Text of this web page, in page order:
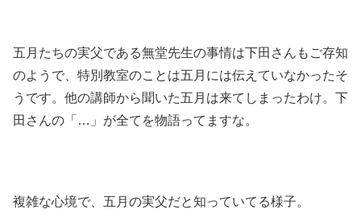
五月たちの実父である無堂先生の事情は下田さんもご存知
のようで、特別教室のことは五月には伝えていなかったそ
うです。他の講師から聞いた五月は来てしまったわけ。下
田さんの「…」が全てを物語ってますな。
複雑な心境で、五月の実父だと知っていてる様子。